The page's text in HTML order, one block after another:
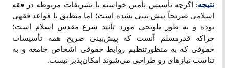
نتیجه: اگرچه تأسیس تأمین خواسته با تشریفات مربوطه در فقه
اسلامی صریحاً پیش بینی نشده است؛ اما منطبق با قواعد فقهی
بوده و به طور تلویحی مورد تأئید شرع مقدس اسلام است؛
چراکه قدرمسلم آنست که پیش‌بینی صریح همه تأسیسات
حقوقی که به منظورتنظیم روابط حقوقی اشخاص جامعه و به
تناسب نیازهای رو طراحی می‌شوند امکان‌پذیر نیست.